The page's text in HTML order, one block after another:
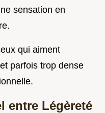
sensation en
qui aiment
parfois trop dense
entre Légèreté